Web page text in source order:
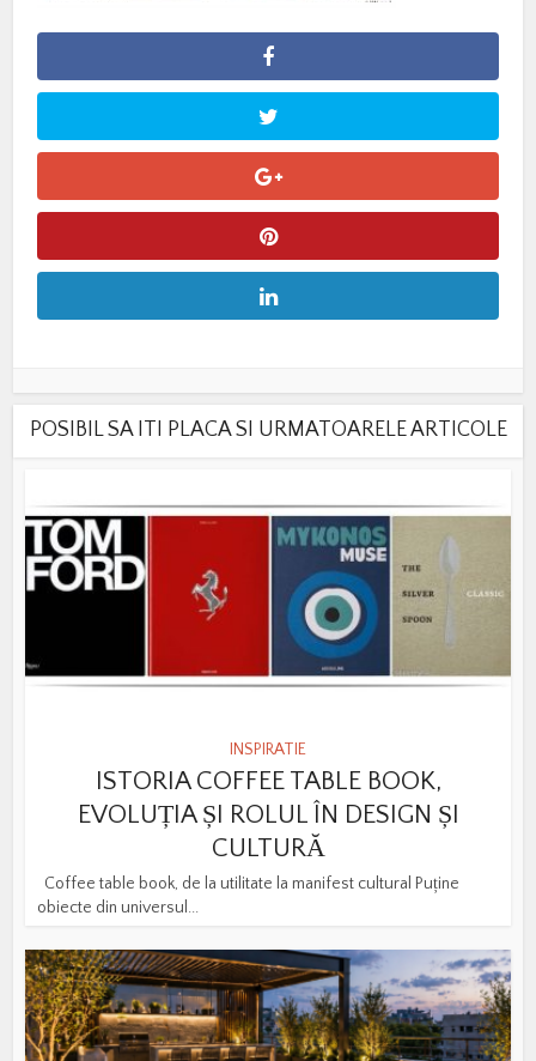
POSIBIL SA ITI PLACA SI URMATOARELE ARTICOLE
INSPIRATIE
ISTORIA COFFEE TABLE BOOK,
EVOLUȚIA ȘI ROLUL ÎN DESIGN ȘI
CULTURĂ
Coffee table book, de la utilitate la manifest cultural Puține
obiecte din universul...